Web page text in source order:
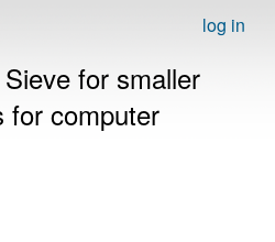
log in
for smaller
for computer